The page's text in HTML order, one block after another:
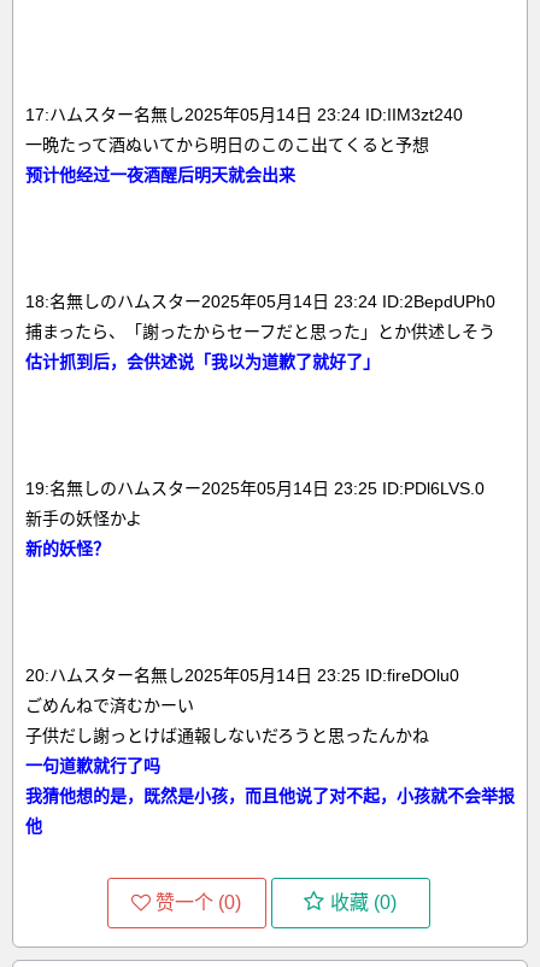
17:ハムスター名無し2025年05月14日 23:24 ID:IIM3zt240
一晩たって酒ぬいてから明日のこのこ出てくると予想
预计他经过一夜酒醒后明天就会出来
18:名無しのハムスター2025年05月14日 23:24 ID:2BepdUPh0
捕まったら、「謝ったからセーフだと思った」とか供述しそう
估计抓到后，会供述说「我以为道歉了就好了」
19:名無しのハムスター2025年05月14日 23:25 ID:PDl6LVS.0
新手の妖怪かよ
新的妖怪？
20:ハムスター名無し2025年05月14日 23:25 ID:fireDOlu0
ごめんねで済むかーい
子供だし謝っとけば通報しないだろうと思ったんかね
一句道歉就行了吗
我猜他想的是，既然是小孩，而且他说了对不起，小孩就不会举报
他
赞一个 (0) 收藏 (0)